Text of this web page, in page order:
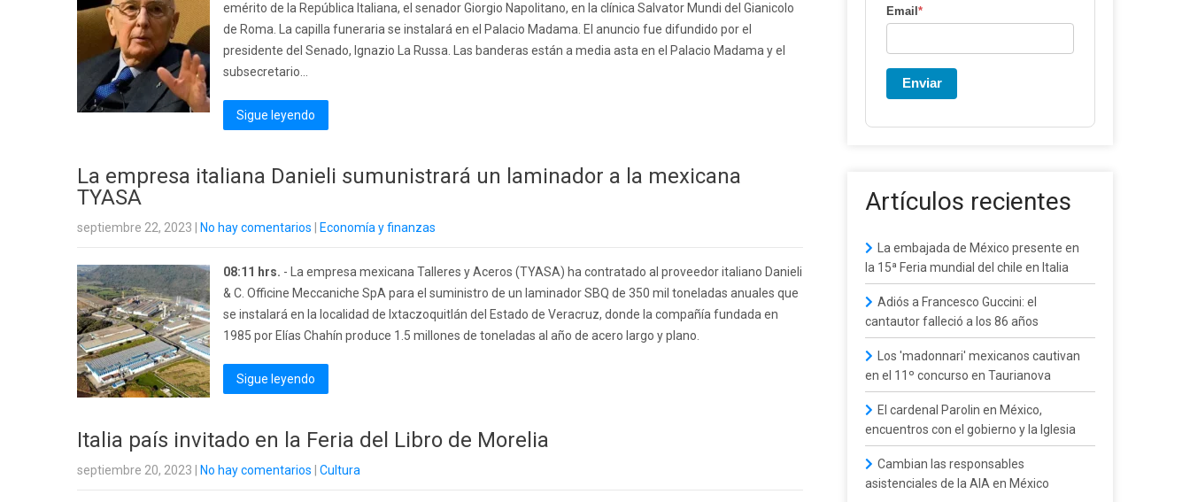
emérito de la República Italiana, el senador Giorgio Napolitano, en la clínica Salvator Mundi del Gianicolo
de Roma. La capilla funeraria se instalará en el Palacio Madama. El anuncio fue difundido por el
presidente del Senado, Ignazio La Russa. Las banderas están a media asta en el Palacio Madama y el
subsecretario...
Sigue leyendo
La empresa italiana Danieli sumunistrará un laminador a la mexicana
TYASA
septiembre 22, 2023 No hay comentarios Economía y finanzas
08:11 hrs. - La empresa mexicana Talleres y Aceros (TYASA) ha contratado al proveedor italiano Danieli
& C. Officine Meccaniche SpA para el suministro de un laminador SBQ de 350 mil toneladas anuales que
se instalará en la localidad de Ixtaczoquitlán del Estado de Veracruz, donde la compañía fundada en
1985 por Elías Chahín produce 1.5 millones de toneladas al año de acero largo y plano.
Sigue leyendo
Italia país invitado en la Feria del Libro de Morelia
septiembre 20, 2023 No hay comentarios Cultura
Email *
Enviar
Artículos recientes
La embajada de México presente en
la 15ª Feria mundial del chile en Italia
Adiós a Francesco Guccini: el
cantautor falleció a los 86 años
Los 'madonnari' mexicanos cautivan
en el 11º concurso en Taurianova
El cardenal Parolin en México,
encuentros con el gobierno y la Iglesia
Cambian las responsables
asistenciales de la AIA en México